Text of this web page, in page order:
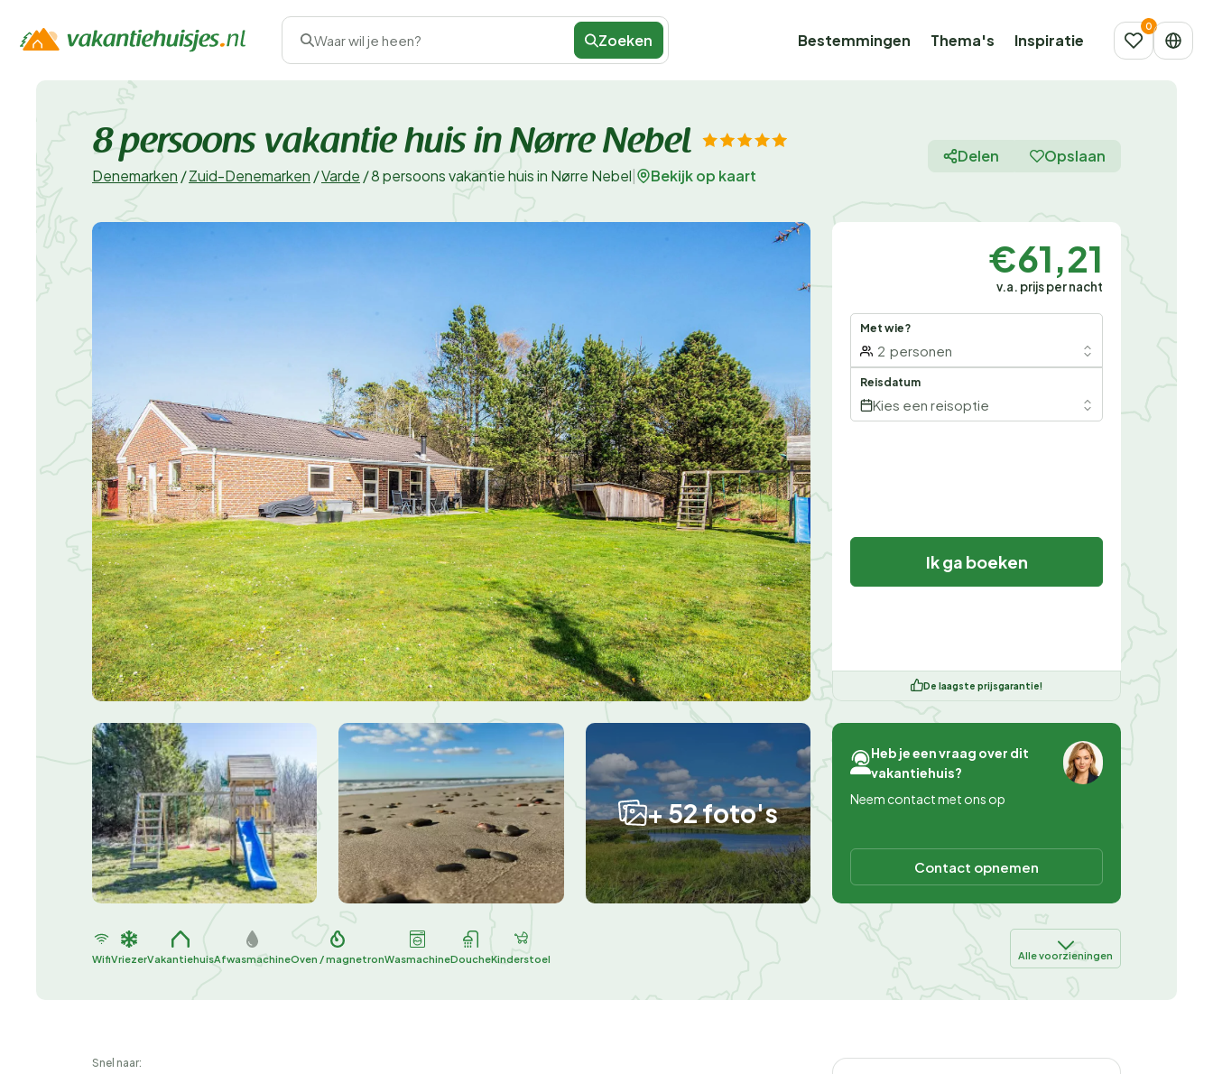
Waar wil je heen? Zoeken Bestemmingen Thema's Inspiratie
8 persoons vakantie huis in Nørre Nebel
Denemarken /Zuid-Denemarken /Varde /8 persoons vakantie huis in Nørre Nebel Bekijk op kaart
Delen Opslaan
+ 52 foto's
€61,21
v.a. prijs per nacht
Met wie?
2 personen
Reisdatum
Kies een reisoptie
Ik ga boeken
De laagste prijsgarantie!
Heb je een vraag over dit
vakantiehuis?
Neem contact met ons op
Contact opnemen
WifiVriezerVakantiehuisAfwasmachineOven / magnetronWasmachineDoucheKinderstoel Alle voorzieningen
Snel naar: